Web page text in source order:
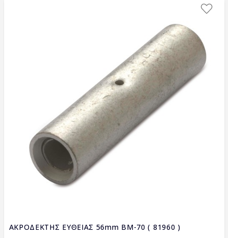
ΑΚΡΟΔΕΚΤΗΣ ΕΥΘΕΙΑΣ 56mm BM-70 ( 81960 )